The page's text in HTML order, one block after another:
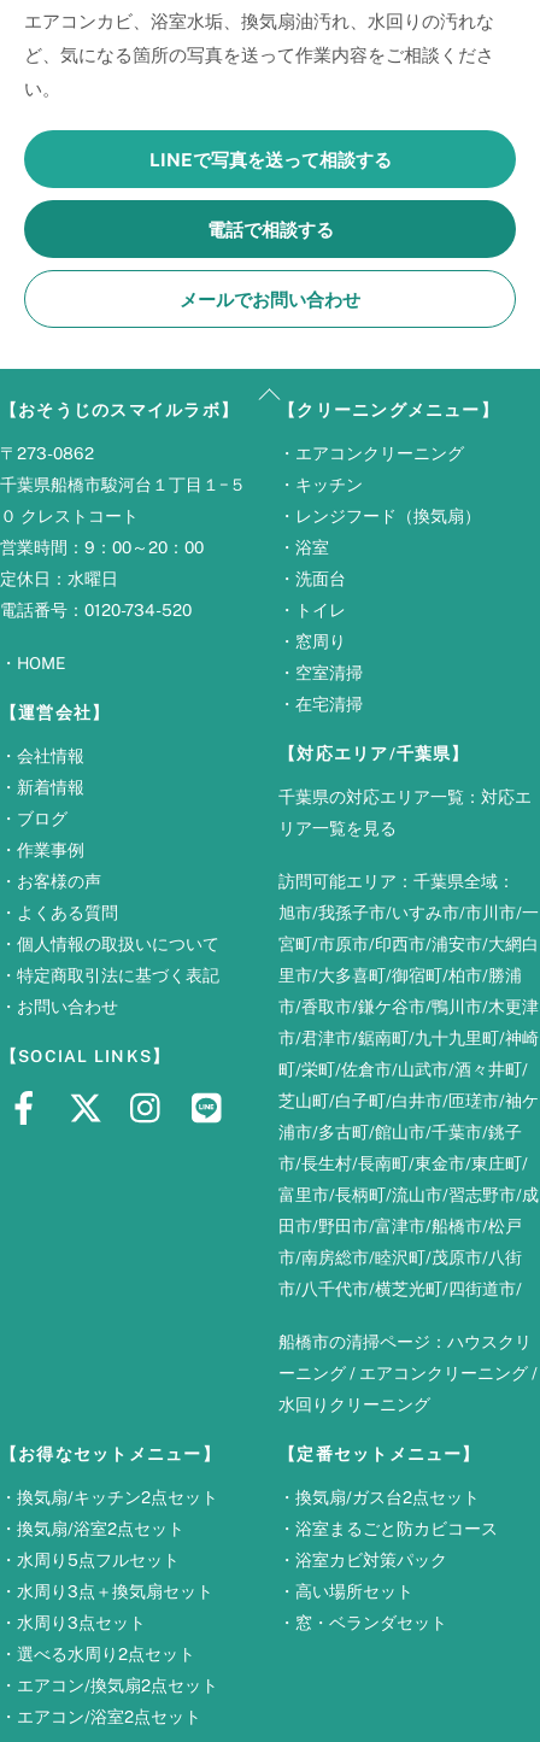
エアコンカビ、浴室水垢、換気扇油汚れ、水回りの汚れな
ど、気になる箇所の写真を送って作業内容をご相談くださ
い。
LINEで写真を送って相談する
電話で相談する
メールでお問い合わせ
Back
Top
【おそうじのスマイルラボ】
〒273-0862
千葉県船橋市駿河台１丁目１−５
０ クレストコート
営業時間：9：00～20：00
定休日：水曜日
電話番号：0120-734-520
・ HOME
【運営会社】
・ 会社情報
・ 新着情報
・ ブログ
・ 作業事例
・ お客様の声
・ よくある質問
・ 個人情報の取扱いについて
・ 特定商取引法に基づく表記
・ お問い合わせ
【SOCIAL LINKS】
【クリーニングメニュー】
・ エアコンクリーニング
・ キッチン
・ レンジフード（換気扇）
・浴室
・洗面台
・
トイレ
・ 窓周り
・ 空室清掃
・在宅清掃
【対応エリア/千葉県】
千葉県の対応エリア一覧：対応エ
リア一覧を見る
訪問可能エリア：千葉県全域：
旭市/我孫子市/いすみ市/市川市/一
宮町/市原市/印西市/浦安市/大網白
里市/大多喜町/御宿町/柏市/勝浦
市/香取市/鎌ケ谷市/鴨川市/木更津
市/君津市/鋸南町/九十九里町/神崎
町/栄町/佐倉市/山武市/酒々井町/
芝山町/白子町/白井市/匝瑳市/袖ケ
浦市/多古町/館山市/千葉市/銚子
市/長生村/長南町/東金市/東庄町/
富里市/長柄町/流山市/習志野市/成
田市/野田市/富津市/船橋市/松戸
市/南房総市/睦沢町/茂原市/八街
市/八千代市/横芝光町/四街道市/
船橋市の清掃ページ：ハウスクリ
ーニング/ エアコンクリーニング/
水回りクリーニング
【お得なセットメニュー】
・ 換気扇/キッチン2点セット
・ 換気扇/浴室2点セット
・ 水周り5点フルセット
・ 水周り3点＋換気扇セット
・ 水周り3点セット
・ 選べる水周り2点セット
・ エアコン/換気扇2点セット
・ エアコン/浴室2点セット
【定番セットメニュー】
・換気扇/ガス台2点セット
・浴室まるごと防カビコース
・浴室カビ対策パック
・高い場所セット
・ 窓・ベランダセット